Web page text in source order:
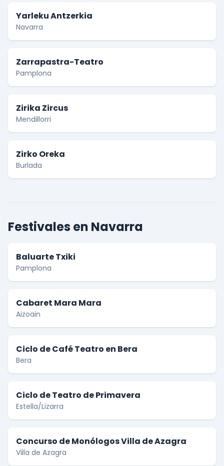
Yarleku Antzerkia
Navarra
Zarrapastra-Teatro
Pamplona
Zirika Zircus
Mendillorri
Zirko Oreka
Burlada
Festivales en Navarra
Baluarte Txiki
Pamplona
Cabaret Mara Mara
Aizoain
Ciclo de Café Teatro en Bera
Bera
Ciclo de Teatro de Primavera
Estella/Lizarra
Concurso de Monólogos Villa de Azagra
Villa de Azagra